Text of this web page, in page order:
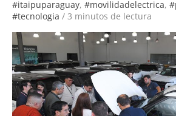
#itaipuparaguay, #movilidadelectrica,
#tecnologia / 3 minutos de lectura